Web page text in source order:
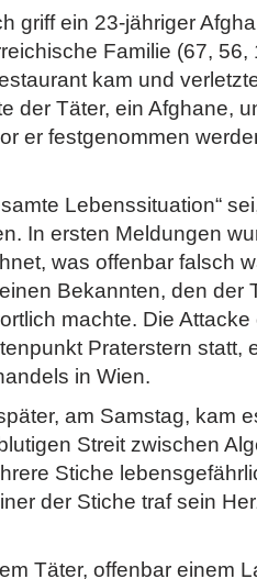
griff ein 23-jähriger
Familie (67,
kam und
der Täter, ein Afghane,
er festgenommen
Lebenssituation“
In ersten Meldungen
was offenbar falsch
Bekannten, den der
machte. Die
Praterstern statt,
in Wien.
am Samstag, kam
Streit zwischen
Stiche
der Stiche traf sein
Täter, offenbar einem